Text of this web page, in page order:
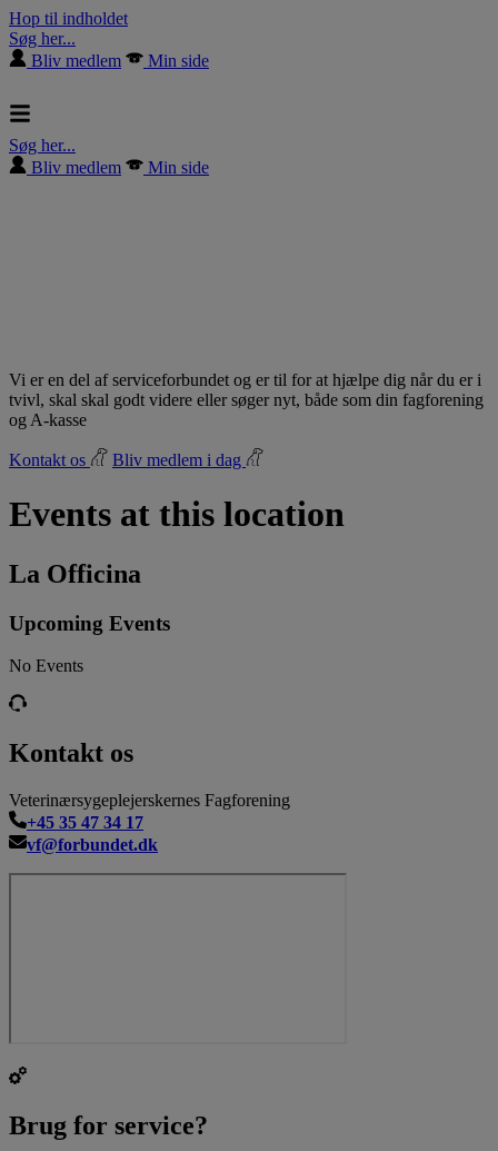
Hop til indholdet
Søg her...
Bliv medlem
Min side
Søg her...
Bliv medlem
Min side
Vi er en del af serviceforbundet og er til for at hjælpe dig når du er i
tvivl, skal skal godt videre eller søger nyt, både som din fagforening
og A-kasse
Kontakt os Bliv medlem i dag
Events at this location
La Officina
Upcoming Events
No Events
Kontakt os
Veterinærsygeplejerskernes Fagforening
+45 35 47 34 17
vf@forbundet.dk
Brug for service?